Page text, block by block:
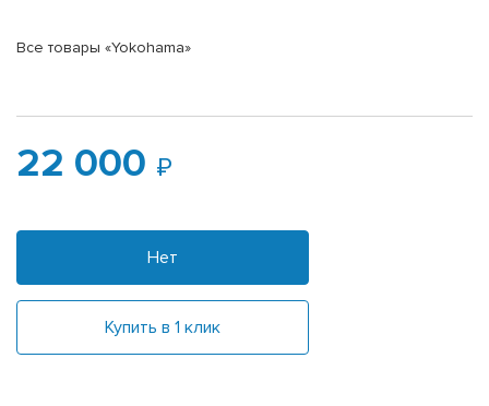
Все товары «Yokohama»
22 000
Нет
Купить в 1 клик